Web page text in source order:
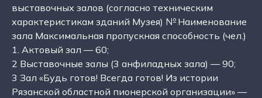
выставочных залов (согласно техническим
характеристикам зданий Музея) № Наименование
зала Максимальная пропускная способность (чел.)
1. Актовый зал — 60;
2 Выставочные залы (3 анфиладных зала) — 90;
3 Зал «Будь готов! Всегда готов! Из истории
Рязанской областной пионерской организации» —